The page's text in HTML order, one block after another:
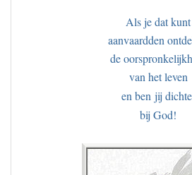
Als je dat kunt
aanvaardden
de
van het leven
en ben jij
bij God!